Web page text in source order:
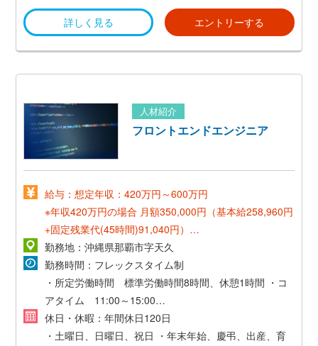
詳しく見る エントリーする
人材紹介
フロントエンドエンジニア
給与：想定年収：420万円～600万円
※年収420万円の場合 月額350,000円（基本給258,960円
+固定残業代(45時間)91,040円）
ご希望と経験等を考慮し、当社規定により決定いたしま
す。
勤務地：沖縄県那覇市字天久
勤務時間：フレックスタイム制
・所定労働時間 標準労働時間8時間、休憩1時間 ・コ
アタイム 11:00～15:00
※時間外労働あり
休日・休暇：年間休日120日
・土曜日、日曜日、祝日 ・年末年始、慶弔、出産、育